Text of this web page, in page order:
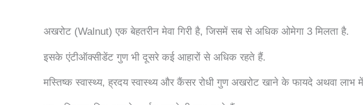
अखरोट (Walnut) एक बेहतरीन मेवा गिरी है, जिसमें सब से अधिक ओमेगा 3 मिलता है.
इसके एंटीऑक्सीडेंट गुण भी दूसरे कई आहारों से अधिक रहते हैं.
मस्तिष्क स्वास्थ्य, ह्रदय स्वास्थ्य और कैंसर रोधी गुण अखरोट खाने के फायदे अथवा लाभ